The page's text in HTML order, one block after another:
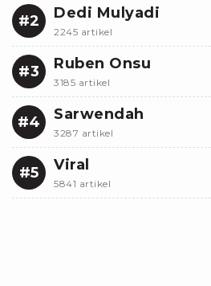
#2 Dedi Mulyadi
2245 artikel
#3 Ruben Onsu
3185 artikel
#4 Sarwendah
3287 artikel
#5 Viral
5841 artikel